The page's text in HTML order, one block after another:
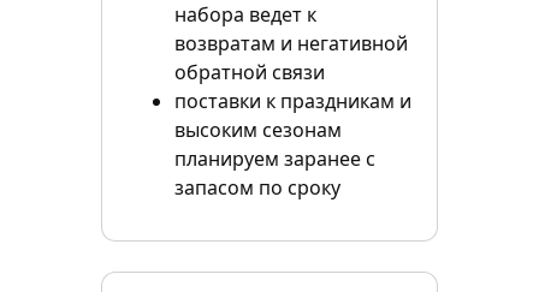
набора ведет к
возвратам и негативной
обратной связи
поставки к праздникам и
высоким сезонам
планируем заранее с
запасом по сроку